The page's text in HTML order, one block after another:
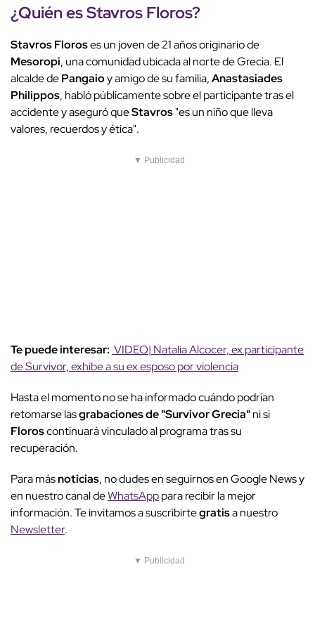
¿Quién es Stavros Floros?
Stavros Floroses un joven de 21 años originario de
Mesoropi, una comunidad ubicada al norte de Grecia. El
alcalde dePangaioy amigo de su familia,Anastasiades
Philippos, habló públicamente sobre el participante tras el
accidente y aseguró queStavros"es un niño que lleva
valores, recuerdos y ética".
▼ Publicidad
Te puede interesar: VIDEO| Natalia Alcocer, ex participante
de Survivor, exhibe a su ex esposo por violencia
Hasta el momento no se ha informado cuándo podrían
retomarse lasgrabaciones de "Survivor Grecia"ni si
Floroscontinuará vinculado al programa tras su
recuperación.
Para másnoticias, no dudes en seguirnos en Google News y
en nuestro canal deWhatsApppara recibir la mejor
información. Te invitamos a suscribirtegratisa nuestro
Newsletter.
▼ Publicidad